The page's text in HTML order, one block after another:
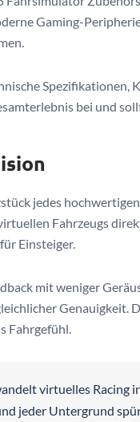
Gaming-
Spezifikationen,
bei und
jedes
Fahrzeugs
Einsteiger.
mit weniger
Genauigkeit.
Fahrgefühl.
virtuelles Racing
jeder Untergrund